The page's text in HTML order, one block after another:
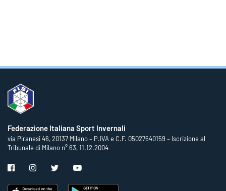
Federazione Italiana Sport Invernali
via Piranesi 46, 20137 Milano – P.IVA e C.F. 05027640159 – Iscrizione al
Tribunale di Milano n° 63, 11.12.2004